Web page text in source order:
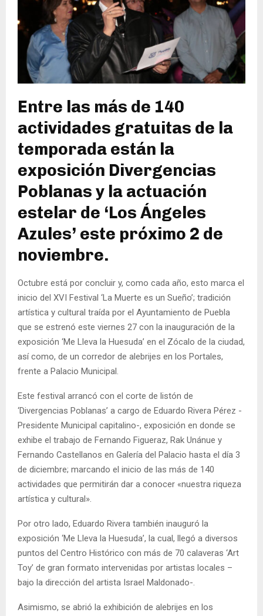
Entre las más de 140
actividades gratuitas de la
temporada están la
exposición Divergencias
Poblanas y la actuación
estelar de ‘Los Ángeles
Azules’ este próximo 2 de
noviembre.
Octubre está por concluir y, como cada año, esto marca el
inicio del XVI Festival ‘La Muerte es un Sueño’; tradición
artística y cultural traída por el Ayuntamiento de Puebla
que se estrenó este viernes 27 con la inauguración de la
exposición ‘Me Lleva la Huesuda’ en el Zócalo de la ciudad,
así como, de un corredor de alebrijes en los Portales,
frente a Palacio Municipal.
Este festival arrancó con el corte de listón de
‘Divergencias Poblanas’ a cargo de Eduardo Rivera Pérez -
Presidente Municipal capitalino-, exposición en donde se
exhibe el trabajo de Fernando Figueraz, Rak Unánue y
Fernando Castellanos en Galería del Palacio hasta el día 3
de diciembre; marcando el inicio de las más de 140
actividades que permitirán dar a conocer «nuestra riqueza
artística y cultural».
Por otro lado, Eduardo Rivera también inauguró la
exposición ‘Me Lleva la Huesuda’, la cual, llegó a diversos
puntos del Centro Histórico con más de 70 calaveras ‘Art
Toy’ de gran formato intervenidas por artistas locales –
bajo la dirección del artista Israel Maldonado-.
Asimismo, se abrió la exhibición de alebrijes en los